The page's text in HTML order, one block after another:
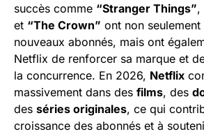
succès comme “Stranger Things”,
et “The Crown” ont non
nouveaux abonnés, mais ont
Netflix de renforcer sa marque et
la concurrence. En 2026, Netflix
massivement dans des films, des
des séries originales, ce qui
croissance des abonnés et à